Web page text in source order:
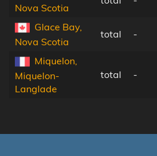
Nova Scotia
Glace Bay,
Nova Scotia
total -
Miquelon,
Miquelon-
Langlade
total -